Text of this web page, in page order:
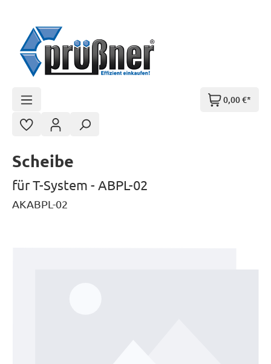
0,00 €*
Scheibe
für T-System - ABPL-02
AKABPL-02